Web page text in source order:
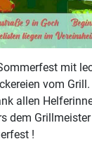
mit
vom
allen
dem
!